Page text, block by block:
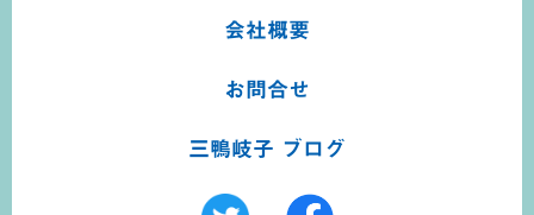
会社概要
お問合せ
三鴨岐子 ブログ